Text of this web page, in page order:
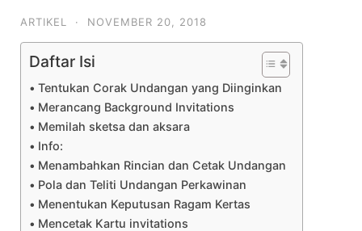
ARTIKEL · NOVEMBER 20, 2018
Daftar Isi
Tentukan Corak Undangan yang Diinginkan
Merancang Background Invitations
Memilah sketsa dan aksara
Info:
Menambahkan Rincian dan Cetak Undangan
Pola dan Teliti Undangan Perkawinan
Menentukan Keputusan Ragam Kertas
Mencetak Kartu invitations